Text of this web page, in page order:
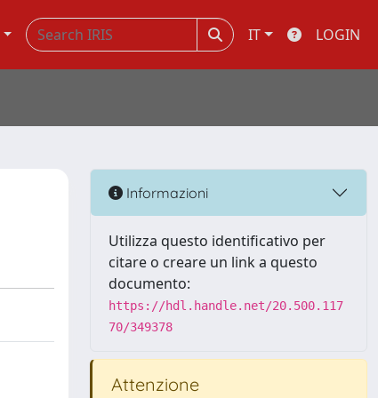
IT LOGIN
Informazioni
Utilizza questo identificativo per
citare o creare un link a questo
documento:
https://hdl.handle.net/20.500.117
70/349378
Attenzione